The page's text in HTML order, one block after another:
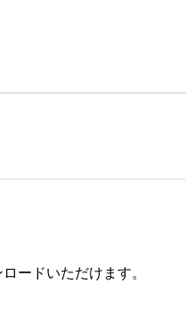
ードいただけます。